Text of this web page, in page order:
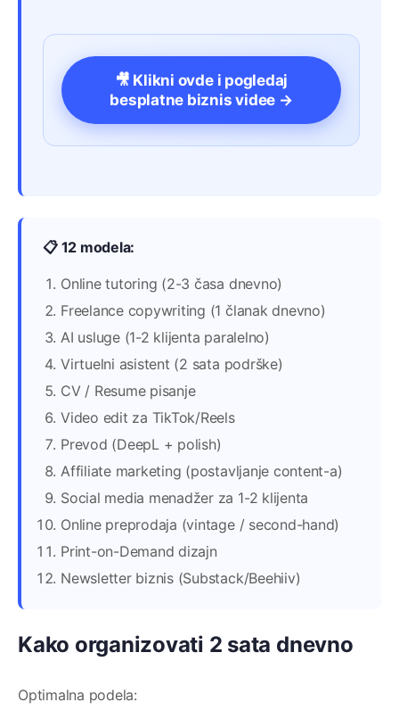
🎥 Klikni ovde i pogledaj
besplatne biznis videe →
📋 12 modela:
Online tutoring (2-3 časa dnevno)
Freelance copywriting (1 članak dnevno)
AI usluge (1-2 klijenta paralelno)
Virtuelni asistent (2 sata podrške)
CV / Resume pisanje
Video edit za TikTok/Reels
Prevod (DeepL + polish)
Affiliate marketing (postavljanje content-a)
Social media menadžer za 1-2 klijenta
Online preprodaja (vintage / second-hand)
Print-on-Demand dizajn
Newsletter biznis (Substack/Beehiiv)
Kako organizovati 2 sata dnevno
Optimalna podela: